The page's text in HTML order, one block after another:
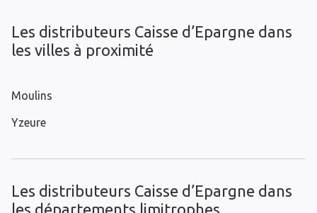
Les distributeurs Caisse d’Epargne dans
les villes à proximité
Moulins
Yzeure
Les distributeurs Caisse d’Epargne dans
les départements limitrophes